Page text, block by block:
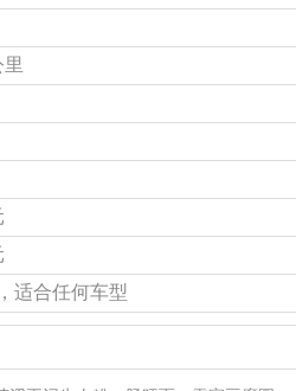
适合任何车型